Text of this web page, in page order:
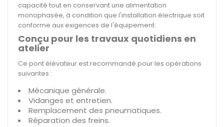
capacité tout en conservant une alimentation
monophasée, à condition que l'installation électrique soit
conforme aux exigences de l'équipement.
Conçu pour les travaux quotidiens en
atelier
Ce pont élévateur est recommandé pour les opérations
suivantes :
Mécanique générale.
Vidanges et entretien.
Remplacement des pneumatiques.
Réparation des freins.